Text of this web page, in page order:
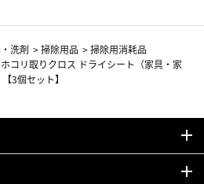
洗剤 >掃除用品 >掃除用消耗品
コリ取りクロス ドライシート（家具・家
3個セット】